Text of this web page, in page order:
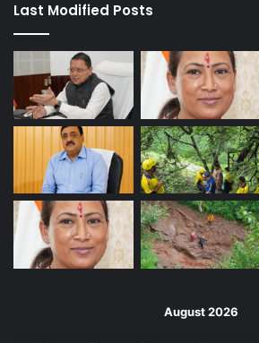
Last Modified Posts
August 2026